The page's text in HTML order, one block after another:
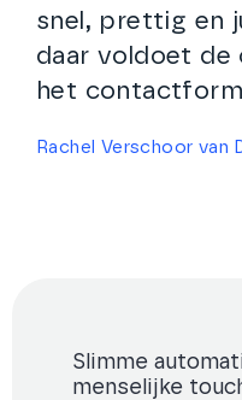
snel, prettig en
daar voldoet de
het
Rachel Verschoor van
Slimme
menselijke